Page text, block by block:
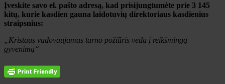
Įveskite savo el. pašto adresą, kad prisijungtumėte prie 3 145
kitų, kurie kasdien gauna laidotuvių direktoriaus kasdienius
straipsnius:
„Kristaus vadovaujamas tarno požiūris veda į reikšmingą
gyvenimą“